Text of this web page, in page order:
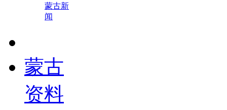
蒙古新
闻
蒙古
资料